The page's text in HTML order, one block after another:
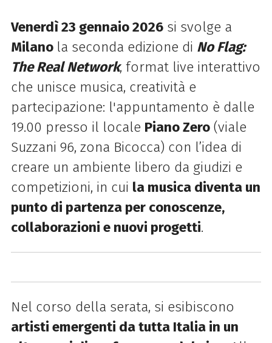
Venerdì 23 gennaio 2026si svolge a
Milano la seconda edizione di No Flag:
The Real Network, format live interattivo
che unisce musica, creatività e
partecipazione: l'appuntamento è dalle
19.00 presso il locale Piano Zero(viale
Suzzani 96, zona Bicocca) con l’idea di
creare un ambiente libero da giudizi e
competizioni, in cui la musica diventa un
punto di partenza per conoscenze,
collaborazioni e nuovi progetti.
Nel corso della serata, si esibiscono
artisti emergenti da tutta Italia in un